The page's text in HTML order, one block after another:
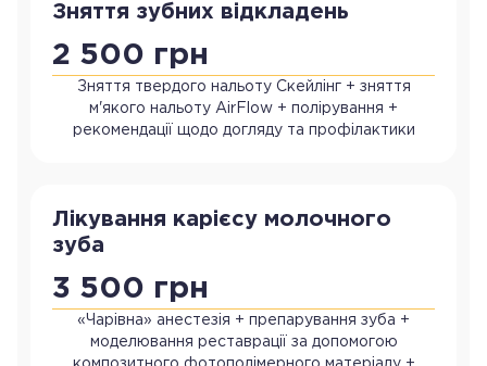
Зняття зубних відкладень
2 500 грн
Зняття твердого нальоту Скейлінг + зняття
м'якого нальоту AirFlow + полірування +
рекомендації щодо догляду та профілактики
Лікування карієсу молочного
зуба
3 500 грн
«Чарівна» анестезія + препарування зуба +
моделювання реставрації за допомогою